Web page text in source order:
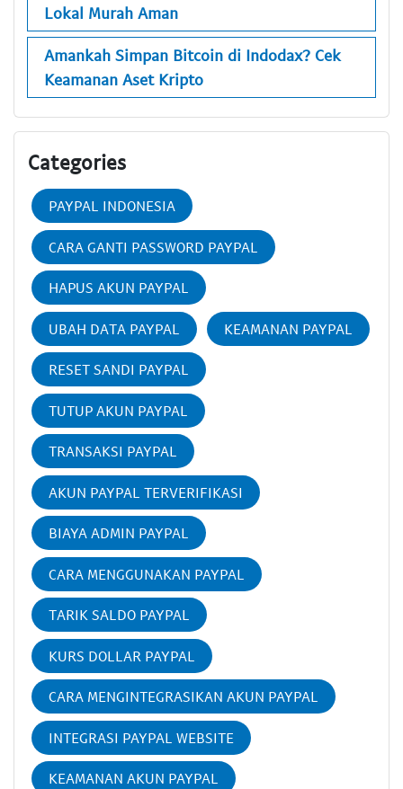
Lokal Murah Aman
Amankah Simpan Bitcoin di Indodax? Cek
Keamanan Aset Kripto
Categories
PAYPAL INDONESIA
CARA GANTI PASSWORD PAYPAL
HAPUS AKUN PAYPAL
UBAH DATA PAYPAL KEAMANAN PAYPAL
RESET SANDI PAYPAL
TUTUP AKUN PAYPAL
TRANSAKSI PAYPAL
AKUN PAYPAL TERVERIFIKASI
BIAYA ADMIN PAYPAL
CARA MENGGUNAKAN PAYPAL
TARIK SALDO PAYPAL
KURS DOLLAR PAYPAL
CARA MENGINTEGRASIKAN AKUN PAYPAL
INTEGRASI PAYPAL WEBSITE
KEAMANAN AKUN PAYPAL